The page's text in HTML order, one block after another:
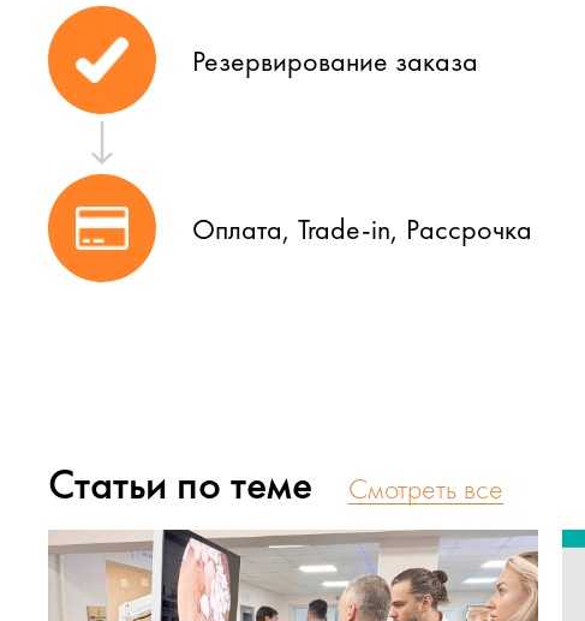
Резервирование заказа
Оплата, Trade-in, Рассрочка
Статьи по теме Cмотреть все